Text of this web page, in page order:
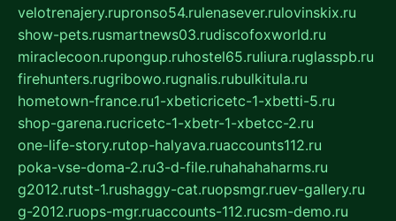
velotrenajery.rupronso54.rulenasever.rulovinskix.ru
show-pets.rusmartnews03.rudiscofoxworld.ru
miraclecoon.rupongup.ruhostel65.ruliura.ruglasspb.ru
firehunters.rugribowo.rugnalis.rubulkitula.ru
hometown-france.ru1-xbeticricetc-1-xbetti-5.ru
shop-garena.rucricetc-1-xbetr-1-xbetcc-2.ru
one-life-story.rutop-halyava.ruaccounts112.ru
poka-vse-doma-2.ru3-d-file.ruhahahaharms.ru
g2012.rutst-1.rushaggy-cat.ruopsmgr.ruev-gallery.ru
g-2012.ruops-mgr.ruaccounts-112.rucsm-demo.ru